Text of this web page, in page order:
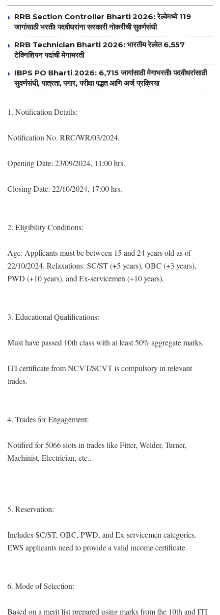
RRB Section Controller Bharti 2026: रेल्वेमध्ये 119
जागांसाठी भरती! पदवीधरांना सरकारी नोकरीची सुवर्णसंधी
RRB Technician Bharti 2026: भारतीय रेल्वेत 6,557
टेक्निशियन पदांची मेगाभरती
IBPS PO Bharti 2026: 6,715 जागांसाठी मेगाभरती! पदवीधरांसाठी
सुवर्णसंधी, पात्रता, पगार, परीक्षा पद्धत आणि अर्ज प्रक्रिया
1. Notification Details:
Notification No. RRC/WR/03/2024.
Opening Date: 23/09/2024, 11:00 hrs.
Closing Date: 22/10/2024, 17:00 hrs.
2. Eligibility Conditions:
Age: Applicants must be between 15 and 24 years old as of
22/10/2024. Relaxations: SC/ST (+5 years), OBC (+3 years),
PWD (+10 years), and Ex-servicemen (+10 years).
3. Educational Qualifications:
Must have passed 10th class with at least 50% aggregate marks.
ITI certificate from NCVT/SCVT is compulsory in relevant
trades.
4. Trades for Engagement:
Notified for 5066 slots in trades like Fitter, Welder, Turner,
Machinist, Electrician, etc..
5. Reservation:
Includes SC/ST, OBC, PWD, and Ex-servicemen categories.
EWS applicants need to provide a valid income certificate.
6. Mode of Selection:
Based on a merit list prepared using marks from the 10th and ITI